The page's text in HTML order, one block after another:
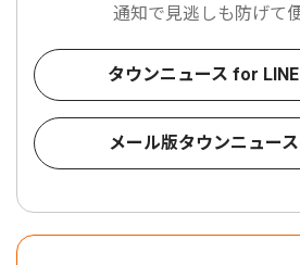
通知で見逃しも防げて
タウンニュース for
メール版タウンニュー